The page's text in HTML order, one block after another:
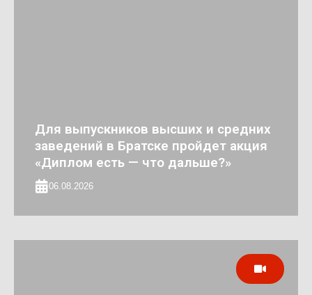
Для выпускников высших и средних
заведений в Братске пройдет акция
«Диплом есть — что дальше?»
06.08.2026